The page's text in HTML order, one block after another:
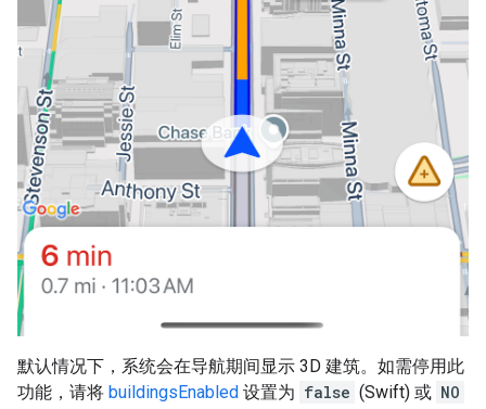
默认情况下，系统会在导航期间显示 3D 建筑。如需停用此
功能，请将 buildingsEnabled 设置为 false (Swift) 或 NO